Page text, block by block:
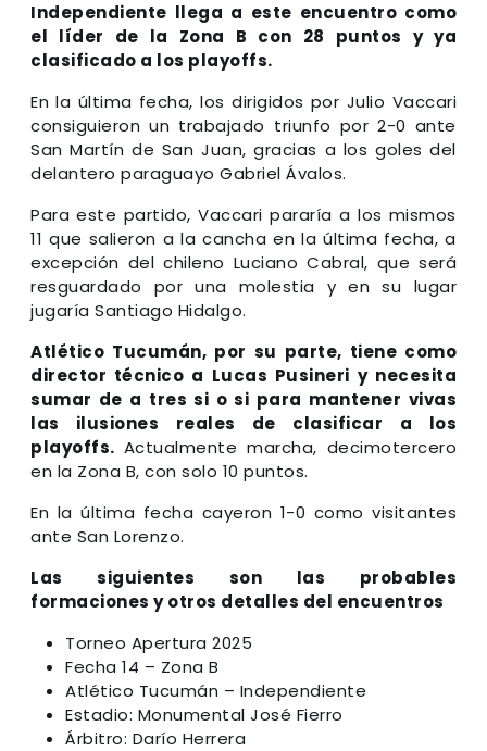
Independiente llega a este encuentro como
el líder de la Zona B con 28 puntos y ya
clasificado a los playoffs.
En la última fecha, los dirigidos por Julio Vaccari
consiguieron un trabajado triunfo por 2-0 ante
San Martín de San Juan, gracias a los goles del
delantero paraguayo Gabriel Ávalos.
Para este partido, Vaccari pararía a los mismos
11 que salieron a la cancha en la última fecha, a
excepción del chileno Luciano Cabral, que será
resguardado por una molestia y en su lugar
jugaría Santiago Hidalgo.
Atlético Tucumán, por su parte, tiene como
director técnico a Lucas Pusineri y necesita
sumar de a tres si o si para mantener vivas
las ilusiones reales de clasificar a los
playoffs. Actualmente marcha, decimotercero
en la Zona B, con solo 10 puntos.
En la última fecha cayeron 1-0 como visitantes
ante San Lorenzo.
Las siguientes son las probables
formaciones y otros detalles del encuentros
Torneo Apertura 2025
Fecha 14 – Zona B
Atlético Tucumán – Independiente
Estadio: Monumental José Fierro
Árbitro: Darío Herrera